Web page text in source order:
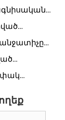
և
բաշխման
է միջին
անջատիչը
ու
միջին
փակ